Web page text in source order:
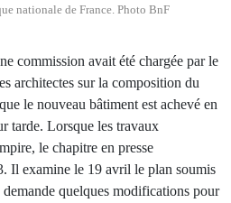
nationale de France. Photo BnF
commission avait été chargée par le
architectes sur la composition du
le nouveau bâtiment est achevé en
tarde. Lorsque les travaux
le chapitre en presse
Il examine le 19 avril le plan soumis
quelques modifications pour